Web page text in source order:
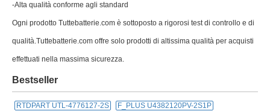
-Alta qualità conforme agli standard
Ogni prodotto Tuttebatterie.com è sottoposto a rigorosi test di controllo e di
qualità.Tuttebatterie.com offre solo prodotti di altissima qualità per acquisti
effettuati nella massima sicurezza.
Bestseller
RTDPART UTL-4776127-2S
F_PLUS U4382120PV-2S1P